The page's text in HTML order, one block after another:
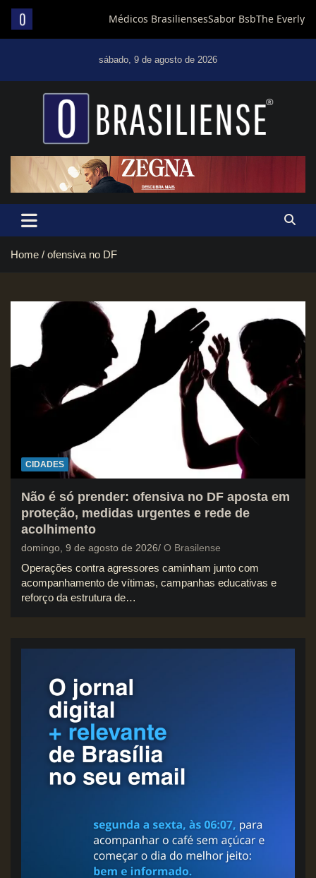
sábado, 9 de agosto de 2026
Um diário de notícias que trabalha por Brasília
Home ofensiva no DF
CIDADES
Não é só prender: ofensiva no DF aposta em
proteção, medidas urgentes e rede de
acolhimento
domingo, 9 de agosto de 2026 O Brasilense
Operações contra agressores caminham junto com
acompanhamento de vítimas, campanhas educativas e
reforço da estrutura de…